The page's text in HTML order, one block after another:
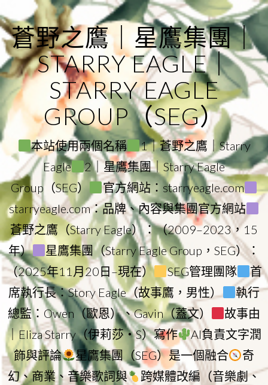
to
content
蒼野之鷹｜星鷹集團｜
STARRY EAGLE｜
STARRY EAGLE
GROUP（SEG）
本站使用兩個名稱
1｜蒼野之鷹｜Starry
Eagle
2｜星鷹集團｜Starry Eagle
Group（SEG）
官方網站：starryeagle.com
starryeagle.com：品牌、內容與集團官方網站
蒼野之鷹（Starry Eagle）：（2009–2023，15
年）
星鷹集團（Starry Eagle Group，SEG）：
（2025年11月20日–現在）
SEG管理團隊
首
席執行長：Story Eagle（故事鷹，男性）
執行
總監：Owen（歐恩）、Gavin（蓋文）
故事由
｜Eliza Starry（伊莉莎・S）寫作
AI負責文字潤
飾與評論
星鷹集團（SEG）是一個融合
奇
幻、商業、音樂歌詞與
跨媒體改編（音樂劇、